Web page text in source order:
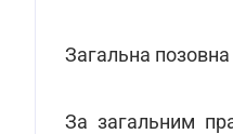
Загальна
За загальним